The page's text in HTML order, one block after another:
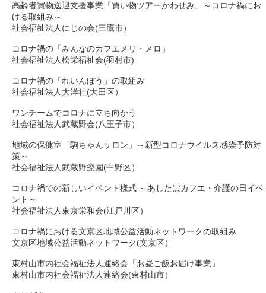
高齢者買物送迎支援事業「買い物ツアーかわせみ」～コロナ禍にお
ける取組み～
社会福祉法人にじの会(三鷹市）
コロナ禍の「みんなのカフエメリ・メロ」
社会福祉法人松栄福祉会(羽村市)
コロナ禍の「れいんぼう」の取組み
社会福祉法人大洋社(大田区）
ワンチームでコロナに立ち向かう
社会福祉法人武蔵野会(八王子市）
地域の保健室「駒ちゃんサロン」～新型コロナウイルス感染予防対
策～
社会福祉法人武蔵野療園(中野区）
コロナ禍での新しいイベント様式 ～あしたばカフエ・介護の日イベ
ント～
社会福祉法人東京栄和会(江戸川区）
コロナ禍における文京区地域公益活動ネットワークの取組み
文京区地域公益活動ネットワーク(文京区）
東村山市内社会福祉法人運絡会「お昼ご飯お届け事業」
東村山市内社会福祉法人連絡会(東村山市）